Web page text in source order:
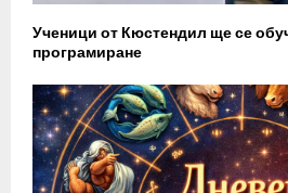
Ученици от Кюстендил ще се
програмиране